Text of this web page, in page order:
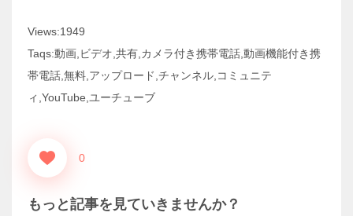
Views:1949
Taqs:動画,ビデオ,共有,カメラ付き携帯電話,動画機能付き携
帯電話,無料,アップロード,チャンネル,コミュニテ
ィ,YouTube,ユーチューブ
0
もっと記事を見ていきませんか？